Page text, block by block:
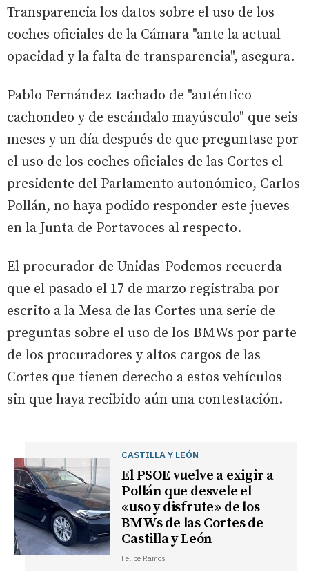
Transparencia los datos sobre el uso de los
coches oficiales de la Cámara "ante la actual
opacidad y la falta de transparencia", asegura.
Pablo Fernández tachado de "auténtico
cachondeo y de escándalo mayúsculo" que seis
meses y un día después de que preguntase por
el uso de los coches oficiales de las Cortes el
presidente del Parlamento autonómico, Carlos
Pollán, no haya podido responder este jueves
en la Junta de Portavoces al respecto.
El procurador de Unidas-Podemos recuerda
que el pasado el 17 de marzo registraba por
escrito a la Mesa de las Cortes una serie de
preguntas sobre el uso de los BMWs por parte
de los procuradores y altos cargos de las
Cortes que tienen derecho a estos vehículos
sin que haya recibido aún una contestación.
CASTILLA Y LEÓN
El PSOE vuelve a exigir a
Pollán que desvele el
«uso y disfrute» de los
BMWs de las Cortes de
Castilla y León
Felipe Ramos